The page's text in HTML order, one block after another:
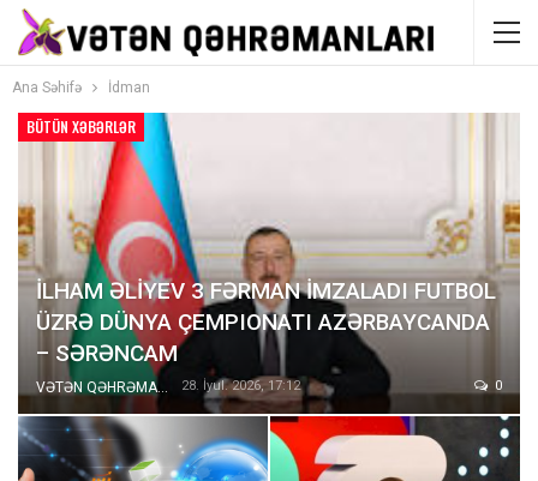
Ana Səhifə İdman
BÜTÜN XƏBƏRLƏR
İLHAM ƏLİYEV 3 FƏRMAN İMZALADI FUTBOL
ÜZRƏ DÜNYA ÇEMPIONATI AZƏRBAYCANDA
– SƏRƏNCAM
28. İyul. 2026, 17:12 0